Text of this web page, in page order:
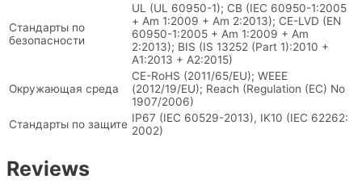
Стандарты по
безопасности
UL (UL 60950-1); CB (IEC 60950-1:2005
+ Am 1:2009 + Am 2:2013); CE-LVD (EN
60950-1:2005 + Am 1:2009 + Am
2:2013); BIS (IS 13252 (Part 1):2010 +
A1:2013 + A2:2015)
Окружающая среда
CE-RoHS (2011/65/EU); WEEE
(2012/19/EU); Reach (Regulation (EC) No
1907/2006)
Стандарты по защите IP67 (IEC 60529-2013), IK10 (IEC 62262:
2002)
Reviews